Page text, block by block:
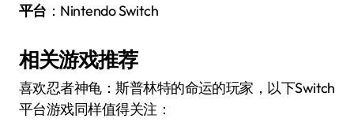
平台 ：Nintendo Switch
相关游戏推荐
喜欢忍者神龟：斯普林特的命运的玩家，以下Switch
平台游戏同样值得关注：